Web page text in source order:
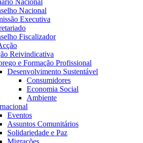
Nacional
Executiva
Fiscalizador
Reivindicativa
e Formação Profissional
Desenvolvimento Sustentável
Consumidores
Economia Social
Ambiente
Eventos
Assuntos Comunitários
Solidariedade e Paz
Migrações